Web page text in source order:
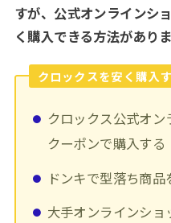
すが、公式オンラインシ
く購入できる方法がありま
クロックスを安く購入
クロックス公式オ
クーポンで購入する
ドンキで型落ち商
大手オンラインシ